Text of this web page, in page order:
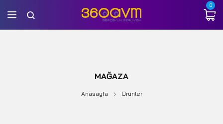
0
MAĞAZA
Anasayfa Ürünler